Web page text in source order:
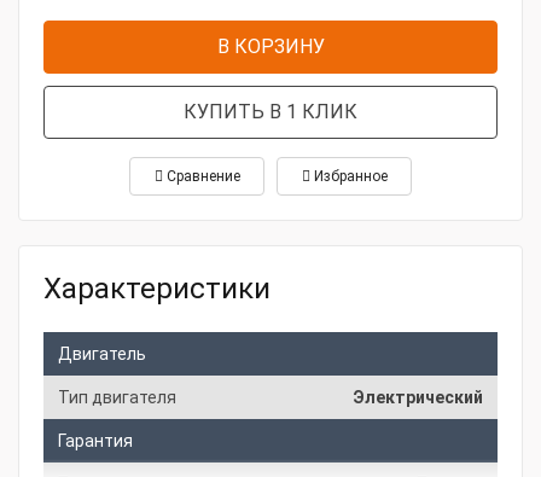
В КОРЗИНУ
КУПИТЬ В 1 КЛИК
Сравнение Избранное
Характеристики
Двигатель
Тип двигателя Электрический
Гарантия